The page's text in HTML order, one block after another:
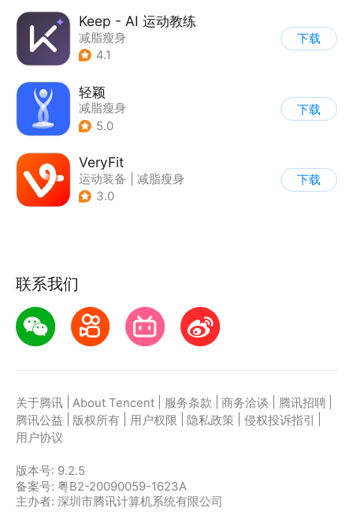
Keep - AI 运动教练
减脂瘦身
4.1
下载
轻颖
减脂瘦身
5.0
下载
VeryFit
运动装备
减脂瘦身
3.0
下载
联系我们
关于腾讯 About Tencent 服务条款 商务洽谈 腾讯招聘
腾讯公益
版权所有 用户权限 隐私政策 侵权投诉指引
用户协议
版本号: 9.2.5
备案号: 粤B2-20090059-1623A
主办者: 深圳市腾讯计算机系统有限公司